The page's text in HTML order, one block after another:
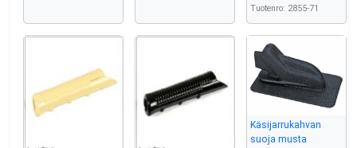
Tuotenro: 2855-71
Käsijarrukahvan
suoja musta